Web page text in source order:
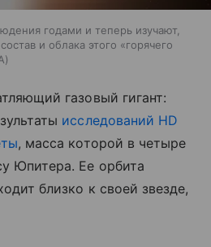
годами и теперь изучают,
и облака этого «горячего
газовый гигант:
исследований HD
, масса которой в четыре
Юпитера. Ее орбита
близко к своей звезде,